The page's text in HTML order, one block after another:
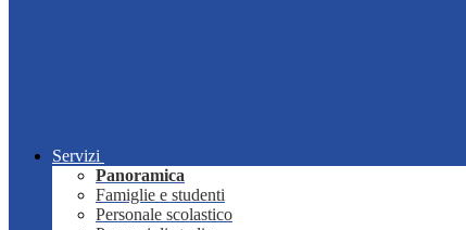
Servizi
Panoramica
Famiglie e studenti
Personale scolastico